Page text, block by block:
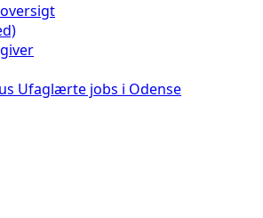
Ufaglærte jobs i Odense